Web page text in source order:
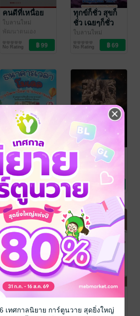
คนดีที่เหนื่อย
ใบลานใหม่
พัฒนาตนเอง
No Rating
ทุกข์ก็ชั่ว สุขก็
ชั่ว เฉยๆก็ชั่ว
ใบลานใหม่
พัฒนาตนเอง
No Rating
ธนาคารเวลา
โมเดลการ
พัฒนาจิต
สาธารณะ
สามเณร
ใบลานใหม่
พัฒนาตนเอง
No Rating
ธรรมะล้านนา
ปรัชญาชีวิต
ครูบาเจ้าศรีวิชัย
ใบลานใหม่
ธรรมะ/ปรัชญา
No Rating
48 สัปดาห์ แห่ง
แท้
ใบลานใหม่
เปรตในสังคม
ใบลานใหม่
เทศกาลนิยาย การ์ตูนวาย สุดยิ่งใหญ่